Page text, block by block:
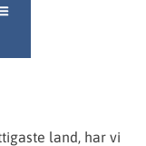
land, har vi